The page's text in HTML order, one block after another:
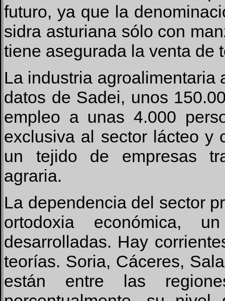
futuro, ya que la
sidra asturiana sólo con
tiene asegurada la venta de
La industria agroalimentaria
datos de Sadei, unos
empleo a unas 4.000
exclusiva al sector lácteo y
un tejido de empresas
agraria.
La dependencia del sector
ortodoxia económica,
desarrolladas. Hay
teorías. Soria, Cáceres,
están entre las